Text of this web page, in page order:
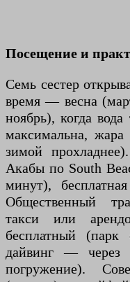
Посещение и
Семь сестер
время — весна
ноябрь), когда
максимальна,
зимой
Акабы по South
минут),
Общественный
такси или
бесплатный
дайвинг — через
погружение).